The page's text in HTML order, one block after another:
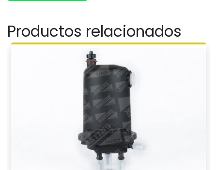
Productos relacionados